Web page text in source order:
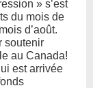
» s’est
du mois de
d’août.
soutenir
au Canada!
est arrivée